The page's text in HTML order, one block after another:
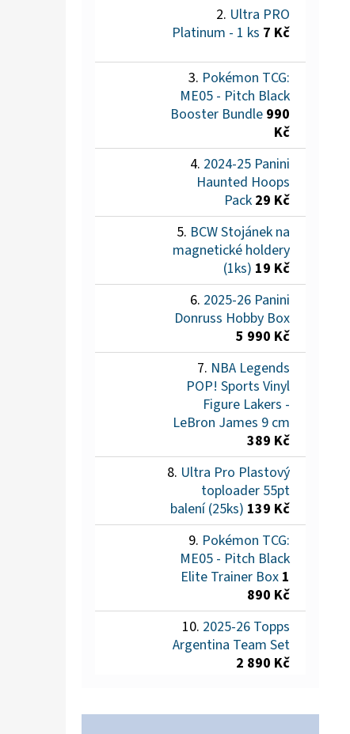
Ultra PRO
Platinum - 1 ks 7 Kč
Pokémon TCG:
ME05 - Pitch Black
Booster Bundle 990
Kč
2024-25 Panini
Haunted Hoops
Pack 29 Kč
BCW Stojánek na
magnetické holdery
(1ks) 19 Kč
2025-26 Panini
Donruss Hobby Box
5 990 Kč
NBA Legends
POP! Sports Vinyl
Figure Lakers -
LeBron James 9 cm
389 Kč
Ultra Pro Plastový
toploader 55pt
balení (25ks) 139 Kč
Pokémon TCG:
ME05 - Pitch Black
Elite Trainer Box 1
890 Kč
2025-26 Topps
Argentina Team Set
2 890 Kč